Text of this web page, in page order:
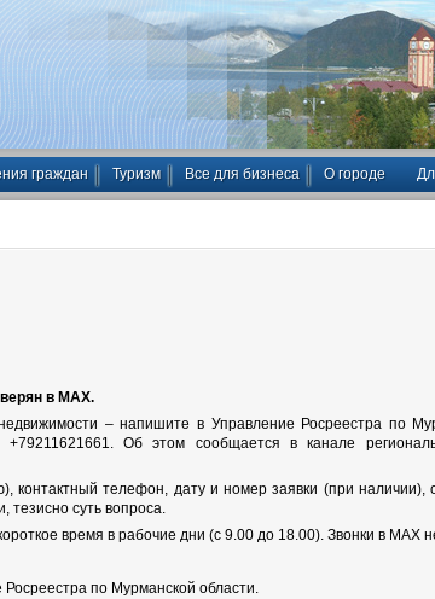
граждан Туризм Все для бизнеса О городе
в МАХ.
– напишите в Управление Росреестра по
Об этом сообщается в канале
контактный телефон, дату и номер заявки (при наличии),
тезисно суть вопроса.
время в рабочие дни (с 9.00 до 18.00). Звонки в МАХ
Росреестра по Мурманской области.